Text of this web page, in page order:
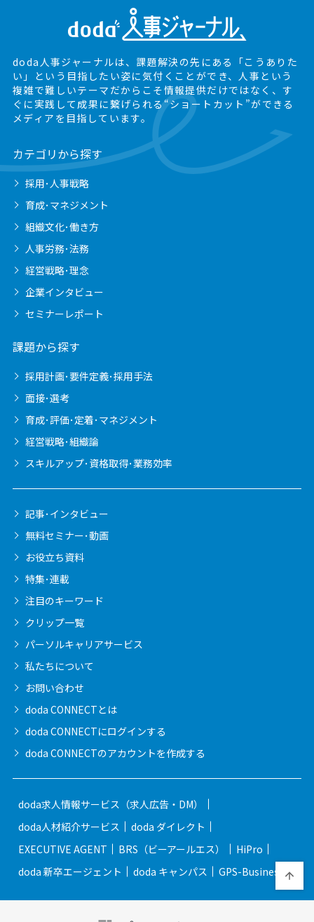
doda人事ジャーナルは、課題解決の先にある
「こうありた
い」という目指したい姿に気付くことができ、 人事という
複雑で難しいテーマだからこそ情報提供だけではなく、 す
ぐに実践して成果に繋げられる“ショートカット”ができる
メディアを目指しています。
カテゴリから探す
採用･人事戦略
育成･マネジメント
組織文化･働き方
人事労務･法務
経営戦略･理念
企業インタビュー
セミナーレポート
課題から探す
採用計画･要件定義･採用手法
面接･選考
育成･評価･定着･マネジメント
経営戦略･組織論
スキルアップ･資格取得･業務効率
記事･インタビュー
無料セミナー･動画
お役立ち資料
特集･連載
注目のキーワード
クリップ一覧
パーソルキャリアサービス
私たちについて
お問い合わせ
doda CONNECTとは
doda CONNECTにログインする
doda CONNECTのアカウントを作成する
doda求人情報サービス（求人広告・DM）
doda人材紹介サービス
doda ダイレクト
EXECUTIVE AGENT
BRS（ビーアールエス）
HiPro
doda 新卒エージェント
doda キャンパス GPS-Business